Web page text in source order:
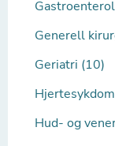
Generell
Geriatri (10)
Hud- og